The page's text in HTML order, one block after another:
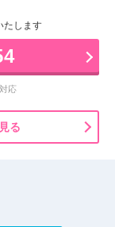
たします
応
る